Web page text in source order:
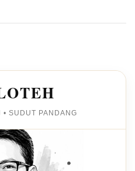
• SUDUT PANDANG